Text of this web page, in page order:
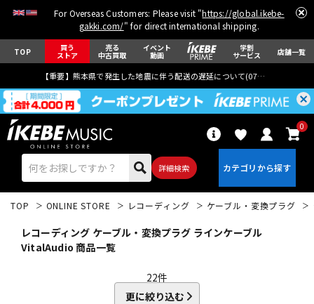
For Overseas Customers: Please visit "https://global.ikebe-
gakki.com/" for direct international shipping.
TOP 買う
ストア
売る
中古買取
イベント
動画
学割
サービス 店舗一覧
【重要】熊本県で発生した地震に伴う配送の遅延について(07月29日
詳細検索
0
TOP ONLINE STORE レコーディング ケーブル・変換プラグ
レコーディング ケーブル・変換プラグ ラインケーブル
VitalAudio 商品一覧
22件
更に絞り込む